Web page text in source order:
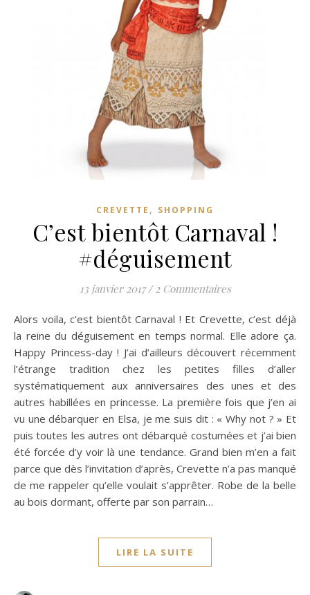
CREVETTE , SHOPPING
C’est bientôt Carnaval !
#déguisement
13 janvier 2017 / 2 Commentaires
Alors voila, c’est bientôt Carnaval ! Et Crevette, c’est déjà
la reine du déguisement en temps normal. Elle adore ça.
Happy Princess-day ! J’ai d’ailleurs découvert récemment
l’étrange tradition chez les petites filles d’aller
systématiquement aux anniversaires des unes et des
autres habillées en princesse. La première fois que j’en ai
vu une débarquer en Elsa, je me suis dit : « Why not ? » Et
puis toutes les autres ont débarqué costumées et j’ai bien
été forcée d’y voir là une tendance. Grand bien m’en a fait
parce que dès l’invitation d’après, Crevette n’a pas manqué
de me rappeler qu’elle voulait s’apprêter. Robe de la belle
au bois dormant, offerte par son parrain…
LIRE LA SUITE